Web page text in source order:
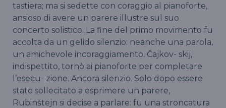
tastiera; ma si sedette con coraggio al pianoforte,
ansioso di avere un parere illustre sul suo
concerto solistico. La fine del primo movimento fu
accolta da un gelido silenzio: neanche una parola,
un amichevole incoraggiamento. Čajkov- skij,
indispettito, tornò ai pianoforte per completare
l’esecu- zione. Ancora silenzio. Solo dopo essere
stato sollecitato a esprimere un parere,
Rubinštejn si decise a parlare: fu una stroncatura